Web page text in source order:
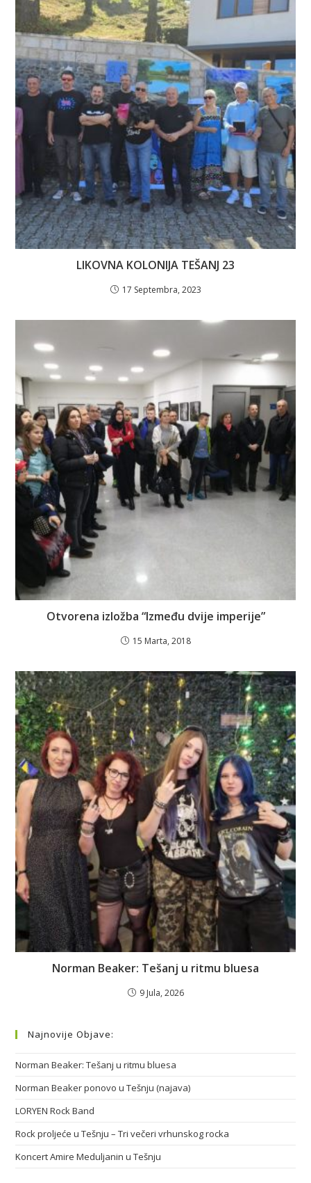
LIKOVNA KOLONIJA TEŠANJ 23
17 Septembra, 2023
Otvorena izložba “Između dvije imperije”
15 Marta, 2018
Norman Beaker: Tešanj u ritmu bluesa
9 Jula, 2026
Najnovije Objave:
Norman Beaker: Tešanj u ritmu bluesa
Norman Beaker ponovo u Tešnju (najava)
LORYEN Rock Band
Rock proljeće u Tešnju – Tri večeri vrhunskog rocka
Koncert Amire Meduljanin u Tešnju